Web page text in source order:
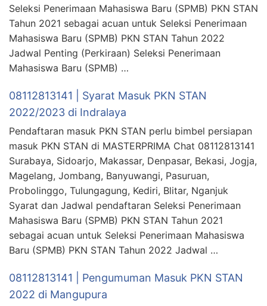
Seleksi Penerimaan Mahasiswa Baru (SPMB) PKN STAN
Tahun 2021 sebagai acuan untuk Seleksi Penerimaan
Mahasiswa Baru (SPMB) PKN STAN Tahun 2022
Jadwal Penting (Perkiraan) Seleksi Penerimaan
Mahasiswa Baru (SPMB) …
08112813141 | Syarat Masuk PKN STAN
2022/2023 di Indralaya
Pendaftaran masuk PKN STAN perlu bimbel persiapan
masuk PKN STAN di MASTERPRIMA Chat 08112813141
Surabaya, Sidoarjo, Makassar, Denpasar, Bekasi, Jogja,
Magelang, Jombang, Banyuwangi, Pasuruan,
Probolinggo, Tulungagung, Kediri, Blitar, Nganjuk
Syarat dan Jadwal pendaftaran Seleksi Penerimaan
Mahasiswa Baru (SPMB) PKN STAN Tahun 2021
sebagai acuan untuk Seleksi Penerimaan Mahasiswa
Baru (SPMB) PKN STAN Tahun 2022 Jadwal …
08112813141 | Pengumuman Masuk PKN STAN
2022 di Mangupura